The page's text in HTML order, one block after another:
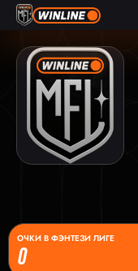
0
ОЧКИ В ФЭНТЕЗИ ЛИГЕ